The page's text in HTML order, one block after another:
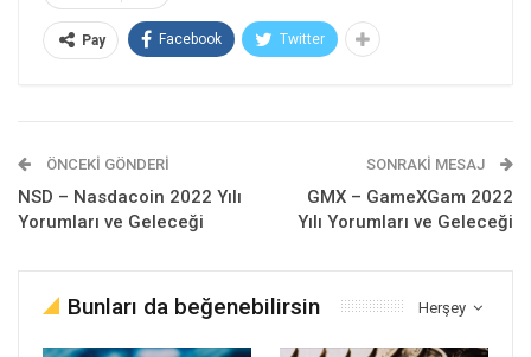
Pay Facebook Twitter
ÖNCEKI GÖNDERI
NSD – Nasdacoin 2022 Yılı
Yorumları ve Geleceği
SONRAKI MESAJ
GMX – GameXGam 2022
Yılı Yorumları ve Geleceği
Herşey
Bunları da beğenebilirsin